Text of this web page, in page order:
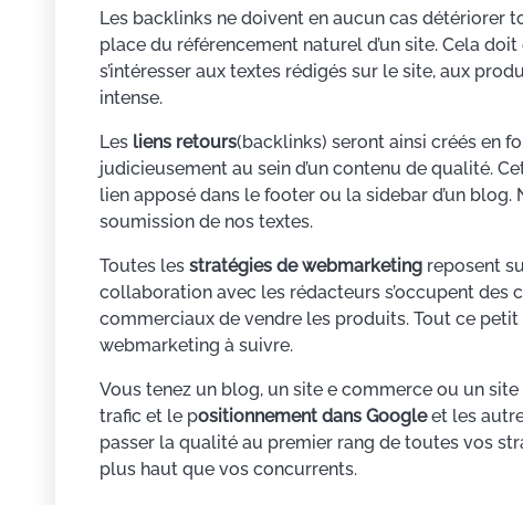
Les backlinks ne doivent en aucun cas détériorer
place du référencement naturel d’un site. Cela
s’intéresser aux textes rédigés sur le site, aux
intense.
Les liens retours(backlinks) seront ainsi créés en
judicieusement au sein d’un contenu de qualité.
lien apposé dans le footer ou la sidebar d’un
soumission de nos textes.
Toutes les stratégies de webmarketing reposent
collaboration avec les rédacteurs s’occupent
commerciaux de vendre les produits. Tout ce
webmarketing à suivre.
Vous tenez un blog, un site e commerce ou un
trafic et le positionnement dans Googleet les
passer la qualité au premier rang de toutes vos
plus haut que vos concurrents.